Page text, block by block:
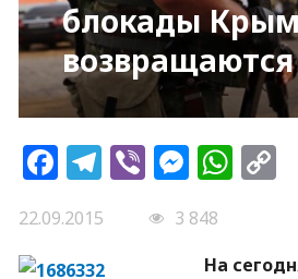
блокады
Facebook
Telegram
Viber
22.09.2015
3 848
На